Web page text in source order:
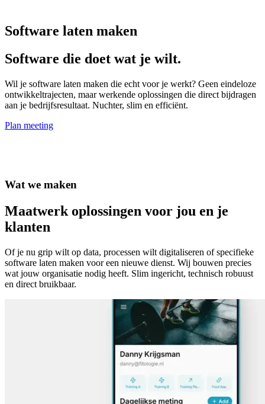
Software laten maken
Software die doet wat je wilt.
Wil je software laten maken die echt voor je werkt? Geen eindeloze
ontwikkeltrajecten, maar werkende oplossingen die direct bijdragen
aan je bedrijfsresultaat. Nuchter, slim en efficiënt.
Plan meeting
Wat we maken
Maatwerk oplossingen voor jou en je
klanten
Of je nu grip wilt op data, processen wilt digitaliseren of specifieke
software laten maken voor een nieuwe dienst. Wij bouwen precies
wat jouw organisatie nodig heeft. Slim ingericht, technisch robuust
en direct bruikbaar.